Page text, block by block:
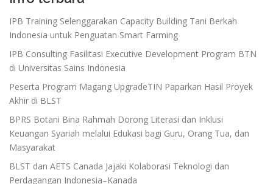
IPB Training Selenggarakan Capacity Building Tani Berkah
Indonesia untuk Penguatan Smart Farming
IPB Consulting Fasilitasi Executive Development Program BTN
di Universitas Sains Indonesia
Peserta Program Magang UpgradeTIN Paparkan Hasil Proyek
Akhir di BLST
BPRS Botani Bina Rahmah Dorong Literasi dan Inklusi
Keuangan Syariah melalui Edukasi bagi Guru, Orang Tua, dan
Masyarakat
BLST dan AETS Canada Jajaki Kolaborasi Teknologi dan
Perdagangan Indonesia–Kanada